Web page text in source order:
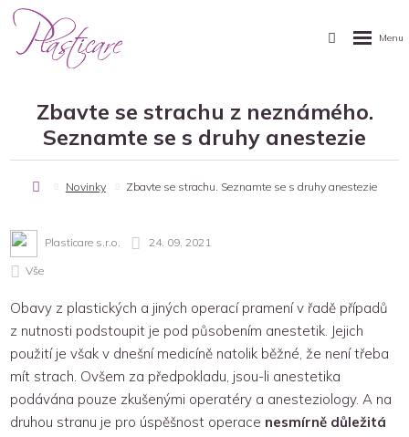
Zbavte se strachu z neznámého.
Seznamte se s druhy anestezie
Novinky Zbavte se strachu. Seznamte se s druhy anestezie
Plasticare s.r.o. 24. 09. 2021
Vše
Obavy z plastických a jiných operací pramení v řadě případů
z nutnosti podstoupit je pod působením anestetik. Jejich
použití je však v dnešní medicíně natolik běžné, že není třeba
mít strach. Ovšem za předpokladu, jsou-li anestetika
podávána pouze zkušenými operatéry a anesteziology. A na
druhou stranu je pro úspěšnost operace nesmírně důležitá